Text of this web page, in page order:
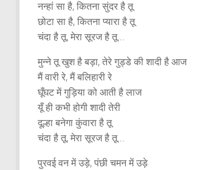
नन्हां सा है, कितना सुंदर है तू
छोटा सा है, कितना प्यारा है तू
चंदा है तू, मेरा सूरज है तू…
मुन्ने तू खुश है बड़ा, तेरे गुड्डे की शादी है आज
मैं वारी रे, मैं बलिहारी रे
घूँघट में गुड़िया को आती है लाज
यूँ ही कभी होगी शादी तेरी
दूल्हा बनेगा कुंवारा है तू
चंदा है तू, मेरा सूरज है तू…
पुरवई वन में उड़े, पंछी चमन में उड़े